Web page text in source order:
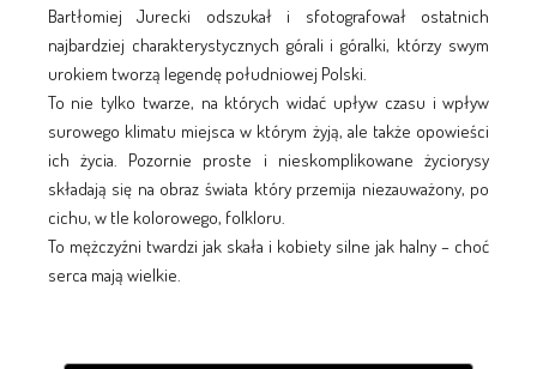
Bartłomiej Jurecki odszukał i sfotografował ostatnich
najbardziej charakterystycznych górali i góralki, którzy swym
urokiem tworzą legendę południowej Polski.
To nie tylko twarze, na których widać upływ czasu i wpływ
surowego klimatu miejsca w którym żyją, ale także opowieści
ich życia. Pozornie proste i nieskomplikowane życiorysy
składają się na obraz świata który przemija niezauważony, po
cichu, w tle kolorowego, folkloru.
To mężczyźni twardzi jak skała i kobiety silne jak halny – choć
serca mają wielkie.